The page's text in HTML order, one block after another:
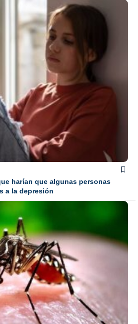
harían que algunas personas
a la depresión